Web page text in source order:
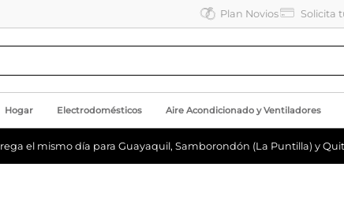
Plan Novios Solicita
Hogar Electrodomésticos Aire Acondicionado y Ventiladores
el mismo día para Guayaquil, Samborondón (La Puntilla) y